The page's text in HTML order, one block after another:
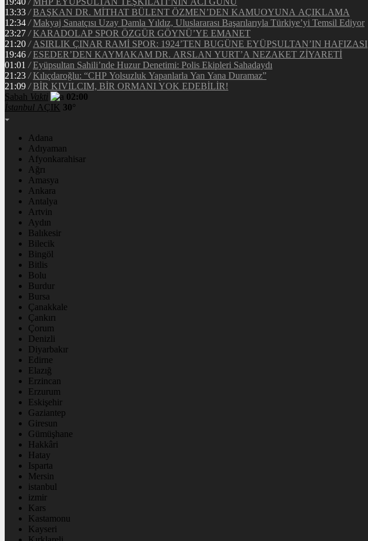
13:33 / BAŞKAN DR. MİTHAT BÜLENT ÖZMEN’DEN KAMUOYUNA AÇIKLAMA
12:34 / Makyaj Sanatçısı Uzay Damla Yıldız, Uluslararası Başarılarıyla Türkiye’yi Temsil Ediyor
23:27 / KARADOLAP SPOR ÖZGÜR GÖYNÜ’YE EMANET
21:20 / ASIRLIK ÇINAR RAMİ SPOR: 1924’TEN BUGÜNE EYÜPSULTAN’IN HAFIZASI
19:46 / ESEDER’DEN KAYMAKAM DR. ARSLAN YURT’A NEZAKET ZİYARETİ
01:01 / Eyüpsultan Sahili’nde Huzur Denetimi: Polis Ekipleri Sahadaydı
21:23 / Kılıçdaroğlu: “CHP Yolsuzluk Yapanlarla Yan Yana Duramaz”
21:09 / BİR KIVILCIM, BİR ORMANI YOK EDEBİLİR!
Sabah Vakti
02:00
İstanbul AÇIK 30°
Adana
Adıyaman
Afyonkarahisar
Ağrı
Amasya
Ankara
Antalya
Artvin
Aydın
Balıkesir
Bilecik
Bingöl
Bitlis
Bolu
Burdur
Bursa
Çanakkale
Çankırı
Çorum
Denizli
Diyarbakır
Edirne
Elazığ
Erzincan
Erzurum
Eskişehir
Gaziantep
Giresun
Gümüşhane
Hakkâri
Hatay
Isparta
Mersin
istanbul
izmir
Kars
Kastamonu
Kayseri